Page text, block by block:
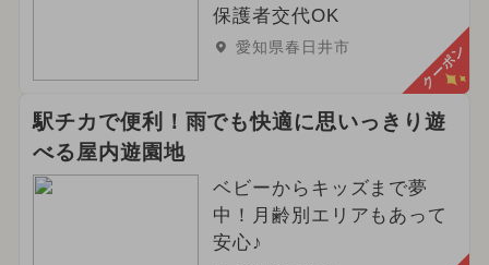
保護者交代OK
愛知県春日井市 クーポン
駅チカで便利！雨でも快適に思いっきり遊
べる屋内遊園地
ベビーからキッズまで夢
中！月齢別エリアもあって
安心♪